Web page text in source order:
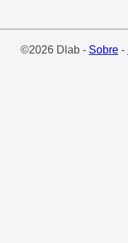
©2026 Dlab - Sobre-